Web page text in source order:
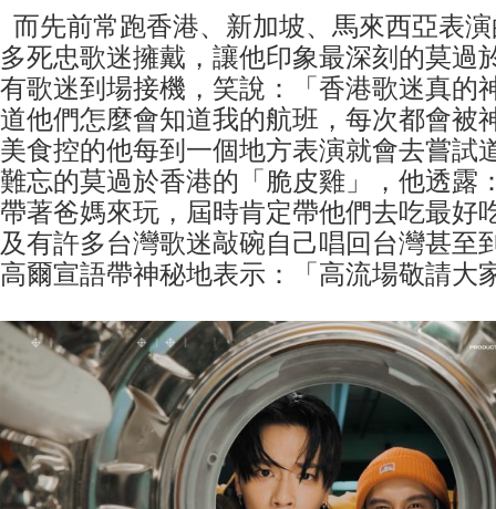
而先前常跑香港、新加坡、馬來西亞表
多死忠歌迷擁戴，讓他印象最深刻的莫過
有歌迷到場接機，笑說：「香港歌迷真的
道他們怎麼會知道我的航班，每次都會被
美食控的他每到一個地方表演就會去嘗試
難忘的莫過於香港的「脆皮雞」，他透露
帶著爸媽來玩，屆時肯定帶他們去吃最好
及有許多台灣歌迷敲碗自己唱回台灣甚至
高爾宣語帶神秘地表示：「高流場敬請大